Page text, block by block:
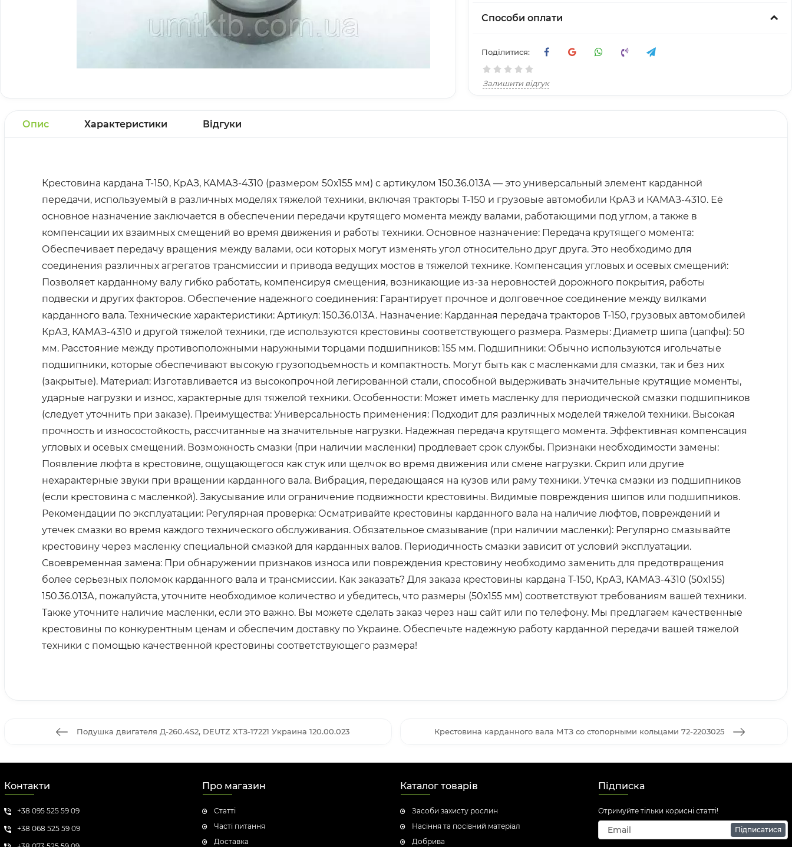
Способи оплати
Поділитися:
Залишити відгук
Опис Характеристики Відгуки
Крестовина кардана Т-150, КрАЗ, КАМАЗ-4310 (размером 50х155 мм) с артикулом 150.36.013А — это универсальный элемент карданной
передачи, используемый в различных моделях тяжелой техники, включая тракторы Т-150 и грузовые автомобили КрАЗ и КАМАЗ-4310. Её
основное назначение заключается в обеспечении передачи крутящего момента между валами, работающими под углом, а также в
компенсации их взаимных смещений во время движения и работы техники. Основное назначение: Передача крутящего момента:
Обеспечивает передачу вращения между валами, оси которых могут изменять угол относительно друг друга. Это необходимо для
соединения различных агрегатов трансмиссии и привода ведущих мостов в тяжелой технике. Компенсация угловых и осевых смещений:
Позволяет карданному валу гибко работать, компенсируя смещения, возникающие из-за неровностей дорожного покрытия, работы
подвески и других факторов. Обеспечение надежного соединения: Гарантирует прочное и долговечное соединение между вилками
карданного вала. Технические характеристики: Артикул: 150.36.013А. Назначение: Карданная передача тракторов Т-150, грузовых автомобилей
КрАЗ, КАМАЗ-4310 и другой тяжелой техники, где используются крестовины соответствующего размера. Размеры: Диаметр шипа (цапфы): 50
мм. Расстояние между противоположными наружными торцами подшипников: 155 мм. Подшипники: Обычно используются игольчатые
подшипники, которые обеспечивают высокую грузоподъемность и компактность. Могут быть как с масленками для смазки, так и без них
(закрытые). Материал: Изготавливается из высокопрочной легированной стали, способной выдерживать значительные крутящие моменты,
ударные нагрузки и износ, характерные для тяжелой техники. Особенности: Может иметь масленку для периодической смазки подшипников
(следует уточнить при заказе). Преимущества: Универсальность применения: Подходит для различных моделей тяжелой техники. Высокая
прочность и износостойкость, рассчитанные на значительные нагрузки. Надежная передача крутящего момента. Эффективная компенсация
угловых и осевых смещений. Возможность смазки (при наличии масленки) продлевает срок службы. Признаки необходимости замены:
Появление люфта в крестовине, ощущающегося как стук или щелчок во время движения или смене нагрузки. Скрип или другие
нехарактерные звуки при вращении карданного вала. Вибрация, передающаяся на кузов или раму техники. Утечка смазки из подшипников
(если крестовина с масленкой). Закусывание или ограничение подвижности крестовины. Видимые повреждения шипов или подшипников.
Рекомендации по эксплуатации: Регулярная проверка: Осматривайте крестовины карданного вала на наличие люфтов, повреждений и
утечек смазки во время каждого технического обслуживания. Обязательное смазывание (при наличии масленки): Регулярно смазывайте
крестовину через масленку специальной смазкой для карданных валов. Периодичность смазки зависит от условий эксплуатации.
Своевременная замена: При обнаружении признаков износа или повреждения крестовину необходимо заменить для предотвращения
более серьезных поломок карданного вала и трансмиссии. Как заказать? Для заказа крестовины кардана Т-150, КрАЗ, КАМАЗ-4310 (50х155)
150.36.013А, пожалуйста, уточните необходимое количество и убедитесь, что размеры (50х155 мм) соответствуют требованиям вашей техники.
Также уточните наличие масленки, если это важно. Вы можете сделать заказ через наш сайт или по телефону. Мы предлагаем качественные
крестовины по конкурентным ценам и обеспечим доставку по Украине. Обеспечьте надежную работу карданной передачи вашей тяжелой
техники с помощью качественной крестовины соответствующего размера!
Подушка двигателя Д-260.4S2, DEUTZ ХТЗ-17221 Украина 120.00.023 Крестовина карданного вала МТЗ со стопорными кольцами 72-2203025
Контакти
+38 095 525 59 09
+38 068 525 59 09
Про магазин
Статті
Часті питання
Доставка
Каталог товарів
Засоби захисту рослин
Насіння та посівний матеріал
Добрива
Підписка
Отримуйте тільки корисні статті!
Підписатися